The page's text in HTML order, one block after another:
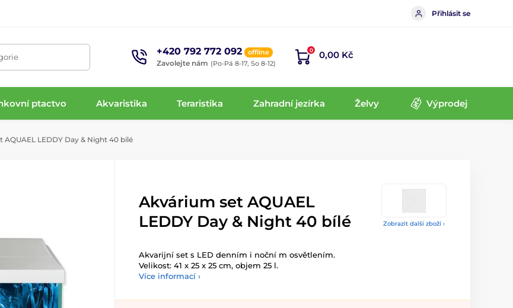
Přihlásit se
+420 792 772 092 offline
Zavolejte nám (Po-Pá 8-17, So 8-12)
0 0,00 Kč
ptactvo Akvaristika Teraristika Zahradní jezírka Želvy Výprodej
AQUAEL LEDDY Day & Night 40 bílé
Zobrazit další zboží ›
Akvárium set AQUAEL
LEDDY Day & Night 40 bílé
Akvarijní set s LED denním i noční m osvětlením.
Velikost: 41 x 25 x 25 cm, objem 25 l.
Více informací ›